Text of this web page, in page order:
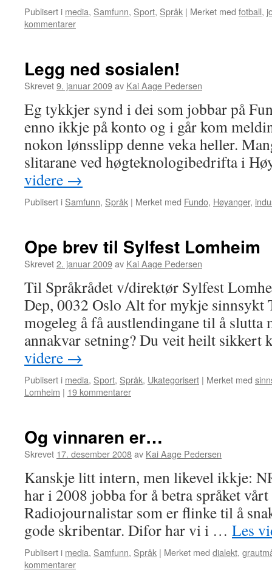
Publisert i media, Samfunn, Sport, Språk | Merket med fotball,
kommentarer
Legg ned sosialen!
Skrevet9. januar 2009av Kai Aage Pedersen
Eg tykkjer synd i dei som jobbar på
enno ikkje på konto og i går kom
nokon lønsslipp denne veka heller.
slitarane ved høgteknologibedrifta i
videre →
Publisert i Samfunn, Språk | Merket med Fundo, Høyanger,
Ope brev til Sylfest Lomheim
Skrevet2. januar 2009av Kai Aage Pedersen
Til Språkrådet v/direktør Sylfest
Dep, 0032 Oslo Alt for mykje sinnsykt
mogeleg å få austlendingane til å slutta
annakvar setning? Du veit heilt
videre →
Publisert i media, Sport, Språk, Ukategorisert | Merket med
Lomheim | 19 kommentarer
Og vinnaren er…
Skrevet 17. desember 2008av Kai Aage Pedersen
Kanskje litt intern, men likevel ikkje:
har i 2008 jobba for å betra språket
Radiojournalistar som er flinke til å
gode skribentar. Difor har vi i … Les
Publisert i media, Samfunn, Språk | Merket med dialekt,
kommentarer